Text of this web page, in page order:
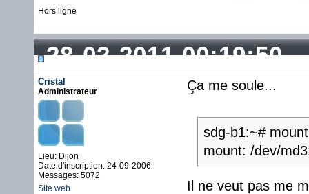
Hors ligne
28-02-2011 00:19:50
Cristal
Administrateur
Lieu: Dijon
Date d'inscription: 24-09-2006
Messages: 5072
Site web
Ça me soule...
sdg-b1:~#
mount: /dev/
Il ne veut pas me